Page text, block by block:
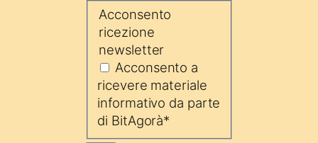
Acconsento
ricezione
newsletter
Acconsento a
ricevere materiale
informativo da parte
di BitAgorà*